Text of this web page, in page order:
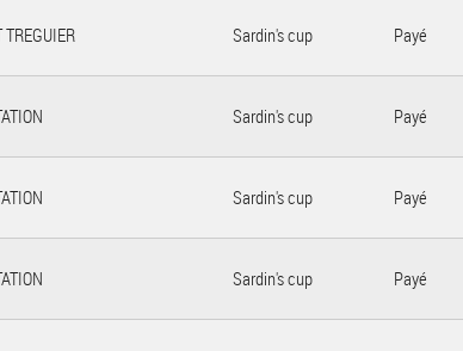
TREGUIER Sardin's cup Payé
Sardin's cup Payé
Sardin's cup Payé
Sardin's cup Payé